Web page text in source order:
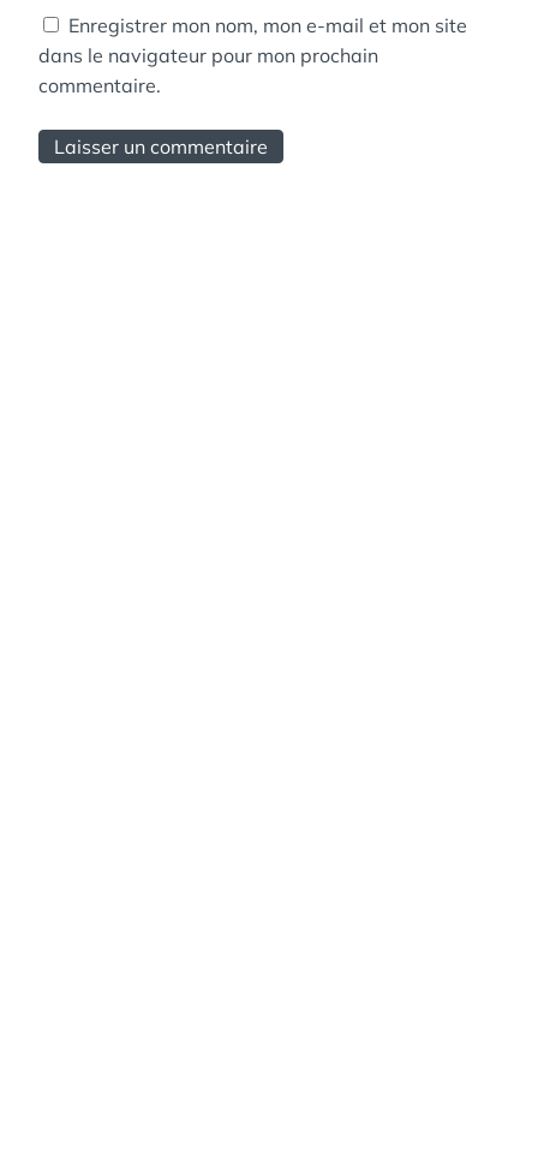
Enregistrer mon nom, mon e-mail et mon site
dans le navigateur pour mon prochain
commentaire.